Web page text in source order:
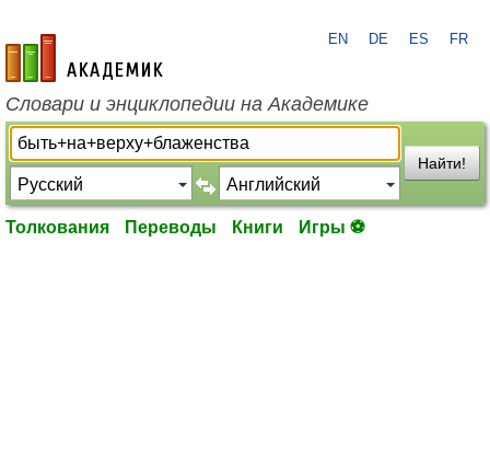
academic.ru
EN DE ES FR
Словари и энциклопедии на Академике
Найти!
Толкования Переводы Книги Игры ⚽